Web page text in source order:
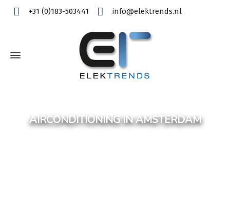
+31 (0)183-503441 info@elektrends.nl
AIRCONDITIONING IN AMSTERDAM